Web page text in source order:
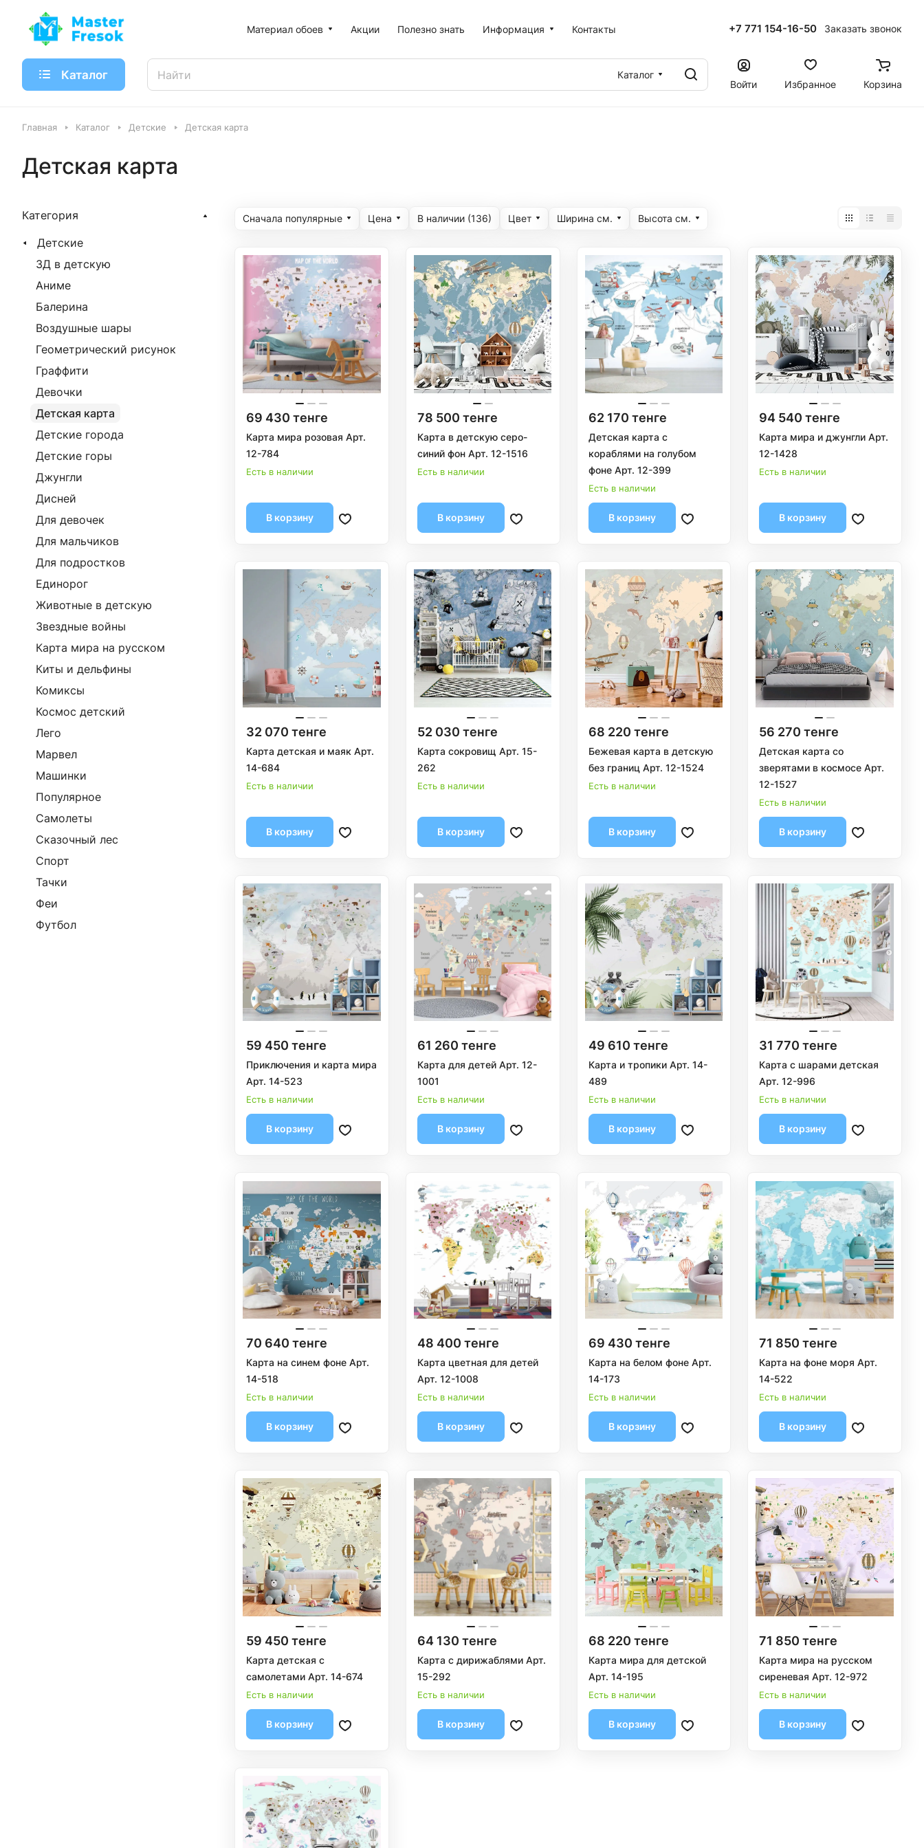
Материал обоев Акции Полезно знать Информация Контакты +7 771 154-16-50 Заказать звонок
Каталог
Каталог
Войти
Избранное Корзина
Главная Каталог Детские Детская карта
Детская карта
Сначала популярные Цена В наличии (136) Цвет Ширина cм. Высота cм.
69 430 тенге
Карта мира розовая Арт.
12-784
Есть в наличии
В корзину
78 500 тенге
Карта в детскую серо-
синий фон Арт. 12-1516
Есть в наличии
В корзину
62 170 тенге
Детская карта с
кораблями на голубом
фоне Арт. 12-399
Есть в наличии
В корзину
94 540 тенге
Карта мира и джунгли Арт.
12-1428
Есть в наличии
В корзину
32 070 тенге
Карта детская и маяк Арт.
14-684
Есть в наличии
В корзину
52 030 тенге
Карта сокровищ Арт. 15-
262
Есть в наличии
В корзину
68 220 тенге
Бежевая карта в детскую
без границ Арт. 12-1524
Есть в наличии
В корзину
56 270 тенге
Детская карта со
зверятами в космосе Арт.
12-1527
Есть в наличии
В корзину
59 450 тенге
Приключения и карта мира
Арт. 14-523
Есть в наличии
В корзину
61 260 тенге
Карта для детей Арт. 12-
1001
Есть в наличии
В корзину
49 610 тенге
Карта и тропики Арт. 14-
489
Есть в наличии
В корзину
31 770 тенге
Карта с шарами детская
Арт. 12-996
Есть в наличии
В корзину
70 640 тенге
Карта на синем фоне Арт.
14-518
Есть в наличии
В корзину
48 400 тенге
Карта цветная для детей
Арт. 12-1008
Есть в наличии
В корзину
69 430 тенге
Карта на белом фоне Арт.
14-173
Есть в наличии
В корзину
71 850 тенге
Карта на фоне моря Арт.
14-522
Есть в наличии
В корзину
59 450 тенге
Карта детская с
самолетами Арт. 14-674
Есть в наличии
В корзину
64 130 тенге
Карта с дирижаблями Арт.
15-292
Есть в наличии
В корзину
68 220 тенге
Карта мира для детской
Арт. 14-195
Есть в наличии
В корзину
71 850 тенге
Карта мира на русском
сиреневая Арт. 12-972
Есть в наличии
В корзину
Категория
Детские
3Д в детскую
Аниме
Балерина
Воздушные шары
Геометрический рисунок
Граффити
Девочки
Детская карта
Детские города
Детские горы
Джунгли
Дисней
Для девочек
Для мальчиков
Для подростков
Единорог
Животные в детскую
Звездные войны
Карта мира на русском
Киты и дельфины
Комиксы
Космос детский
Лего
Марвел
Машинки
Популярное
Самолеты
Сказочный лес
Спорт
Тачки
Феи
Футбол